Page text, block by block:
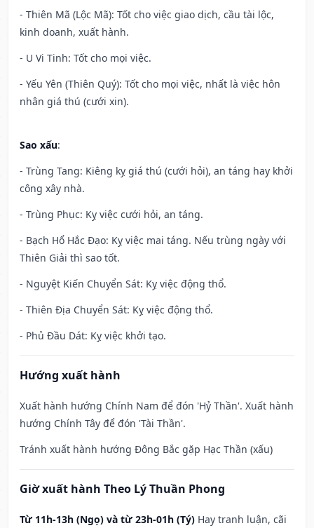
- Thiên Mã (Lộc Mã): Tốt cho việc giao dịch, cầu tài lộc,
kinh doanh, xuất hành.
- U Vi Tinh: Tốt cho mọi việc.
- Yếu Yên (Thiên Quý): Tốt cho mọi việc, nhất là việc hôn
nhân giá thú (cưới xin).
Sao xấu:
- Trùng Tang: Kiêng kỵ giá thú (cưới hỏi), an táng hay khởi
công xây nhà.
- Trùng Phục: Kỵ việc cưới hỏi, an táng.
- Bạch Hổ Hắc Đạo: Kỵ việc mai táng. Nếu trùng ngày với
Thiên Giải thì sao tốt.
- Nguyệt Kiến Chuyển Sát: Kỵ việc động thổ.
- Thiên Địa Chuyển Sát: Kỵ việc động thổ.
- Phủ Đầu Dát: Kỵ việc khởi tạo.
Hướng xuất hành
Xuất hành hướng Chính Nam để đón 'Hỷ Thần'. Xuất hành
hướng Chính Tây để đón 'Tài Thần'.
Tránh xuất hành hướng Đông Bắc gặp Hạc Thần (xấu)
Giờ xuất hành Theo Lý Thuần Phong
Từ 11h-13h (Ngọ) và từ 23h-01h (Tý) Hay tranh luận, cãi